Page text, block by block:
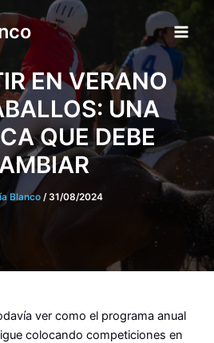
Main
EN VERANO
UNA
QUE DEBE
Blanco / 31/08/2024
ver como el programa anual
colocando competiciones en